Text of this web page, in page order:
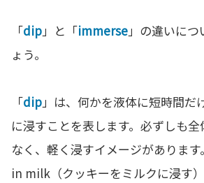
「dip」と「immerse」の違いにつ
ょう。
「dip」は、何かを液体に短時間だ
に浸すことを表します。必ずしも
なく、軽く浸すイメージがありま
in milk（クッキーをミルクに浸す